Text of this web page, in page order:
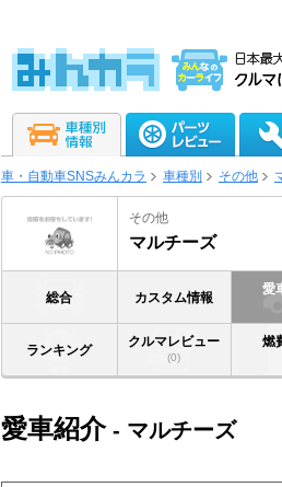
車・自動車SNSみんカラ 車種別 その他
その他
マルチーズ
総合 カスタム情報
愛
ランキング
クルマレビュー
(0)
燃
愛車紹介- マルチーズ